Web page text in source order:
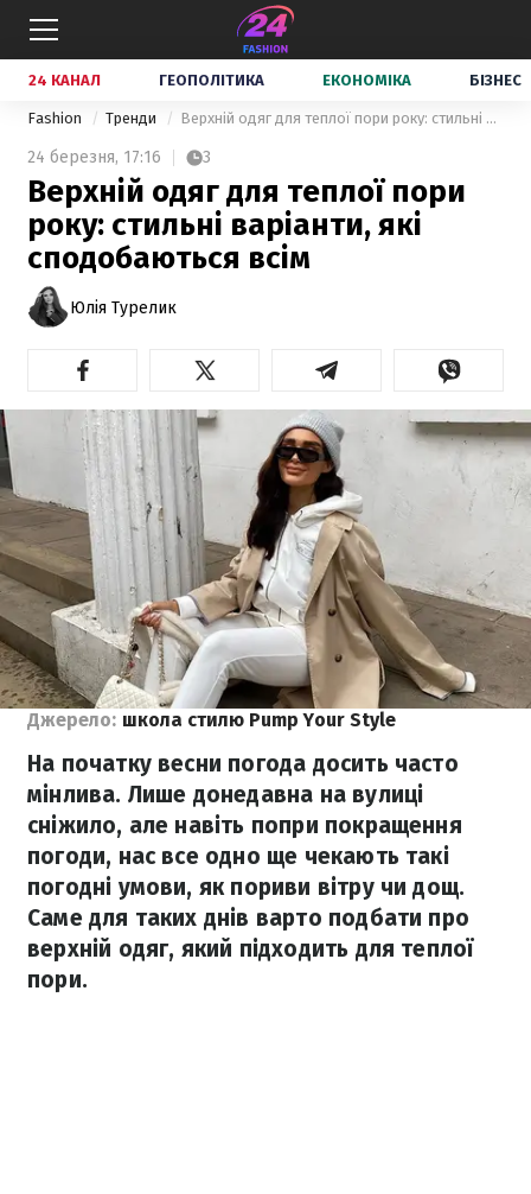
24 КАНАЛ ГЕОПОЛІТИКА ЕКОНОМІКА БІЗНЕС
Fashion Тренди Верхній одяг для теплої пори року: стильні варіанти, які сподобаються всім
24 березня, 17:16 3
Верхній одяг для теплої пори
року: стильні варіанти, які
сподобаються всім
Юлія Турелик
Джерело: школа стилю Pump Your Style
На початку весни погода досить часто
мінлива. Лише донедавна на вулиці
сніжило, але навіть попри покращення
погоди, нас все одно ще чекають такі
погодні умови, як пориви вітру чи дощ.
Саме для таких днів варто подбати про
верхній одяг, який підходить для теплої
пори.